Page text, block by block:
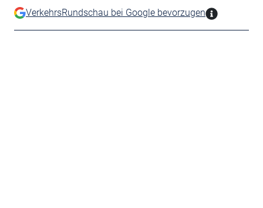
VerkehrsRundschau bei Google bevorzugen